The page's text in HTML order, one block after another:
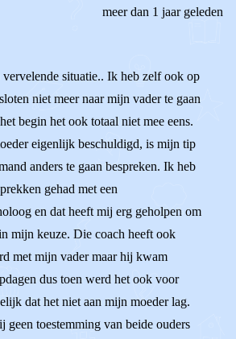
meer dan 1 jaar geleden
situatie.. Ik heb zelf ook op
niet meer naar mijn vader te gaan
begin het ook totaal niet mee eens.
eigenlijk beschuldigd, is mijn tip
anders te gaan bespreken. Ik heb
gehad met een
en dat heeft mij erg geholpen om
mijn keuze. Die coach heeft ook
met mijn vader maar hij kwam
dus toen werd het ook voor
dat het niet aan mijn moeder lag.
geen toestemming van beide ouders